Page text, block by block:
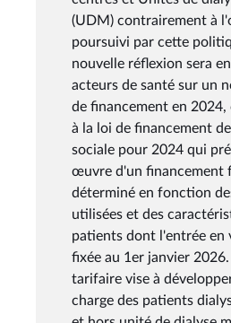
(UDM) contrairement à
poursuivi par cette
nouvelle réflexion sera
acteurs de santé sur un
de financement en
à la loi de financement
sociale pour 2024 qui
œuvre d'un financement
déterminé en fonction
utilisées et des
patients dont l'entrée en
fixée au 1er janvier
tarifaire vise à
charge des patients